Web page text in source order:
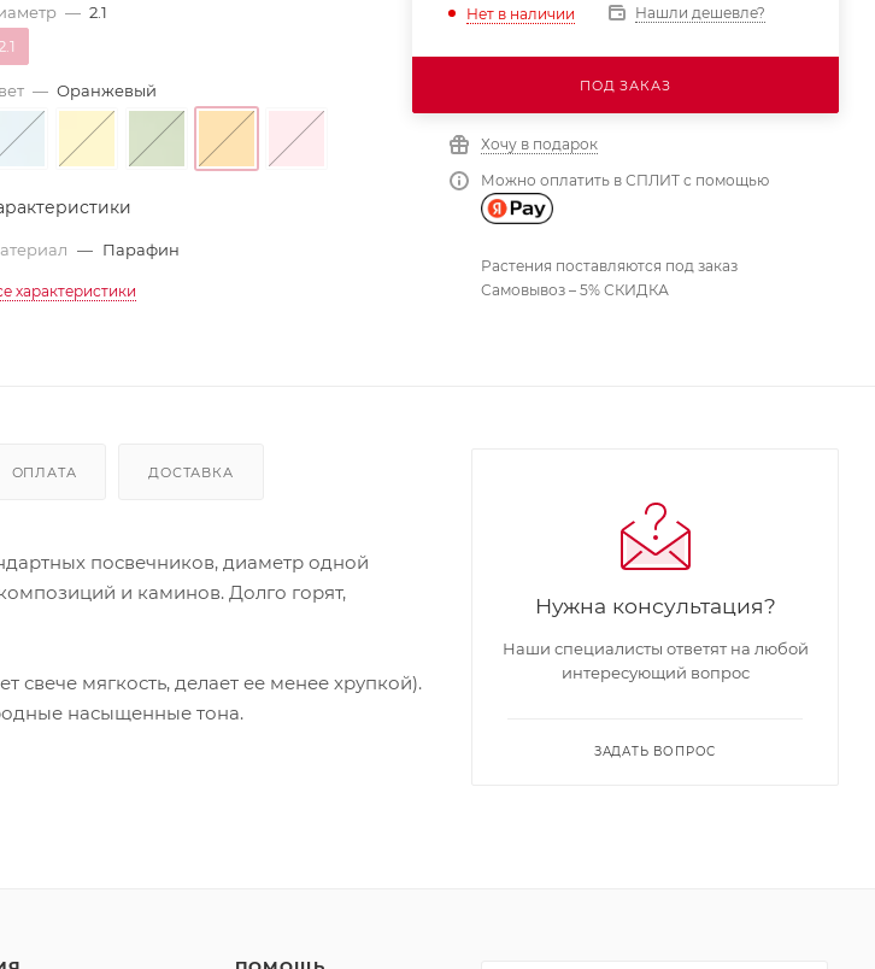
— 2.1
— Оранжевый
— Парафин
характеристики
Нет в наличии Нашли дешевле?
ПОД ЗАКАЗ
Хочу в подарок
Можно оплатить в СПЛИТ с помощью
Растения поставляются под заказ
Самовывоз – 5% СКИДКА
ОПЛАТА ДОСТАВКА
посвечников, диаметр одной
и каминов. Долго горят,
мягкость, делает ее менее хрупкой).
насыщенные тона.
Нужна консультация?
Наши специалисты ответят на любой
интересующий вопрос
ЗАДАТЬ ВОПРОС